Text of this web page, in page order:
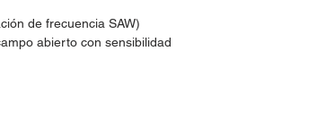
de frecuencia SAW)
abierto con sensibilidad